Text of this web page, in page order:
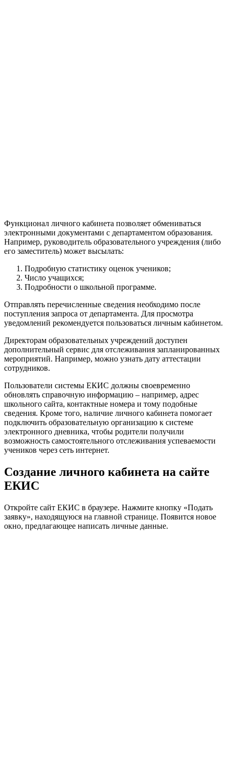
Функционал личного кабинета позволяет обмениваться
электронными документами с департаментом образования.
Например, руководитель образовательного учреждения (либо
его заместитель) может высылать:
Подробную статистику оценок учеников;
Число учащихся;
Подробности о школьной программе.
Отправлять перечисленные сведения необходимо после
поступления запроса от департамента. Для просмотра
уведомлений рекомендуется пользоваться личным кабинетом.
Директорам образовательных учреждений доступен
дополнительный сервис для отслеживания запланированных
мероприятий. Например, можно узнать дату аттестации
сотрудников.
Пользователи системы ЕКИС должны своевременно
обновлять справочную информацию – например, адрес
школьного сайта, контактные номера и тому подобные
сведения. Кроме того, наличие личного кабинета помогает
подключить образовательную организацию к системе
электронного дневника, чтобы родители получили
возможность самостоятельного отслеживания успеваемости
учеников через сеть интернет.
Создание личного кабинета на сайте
ЕКИС
Откройте сайт ЕКИС в браузере. Нажмите кнопку «Подать
заявку», находящуюся на главной странице. Появится новое
окно, предлагающее написать личные данные.